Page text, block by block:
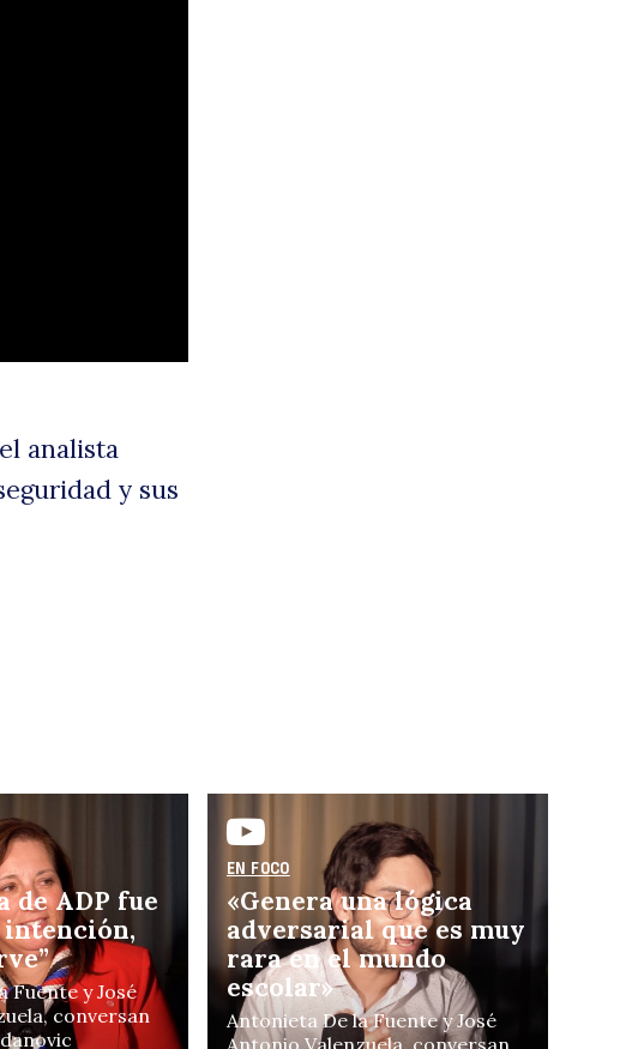
analista
y sus
de ADP fue
intención,
Fuente y José
conversan
EN FOCO
«Genera una lógica
adversarial que es muy
rara en el mundo
escolar»
Antonieta De la Fuente y José
Antonio Valenzuela, conversan